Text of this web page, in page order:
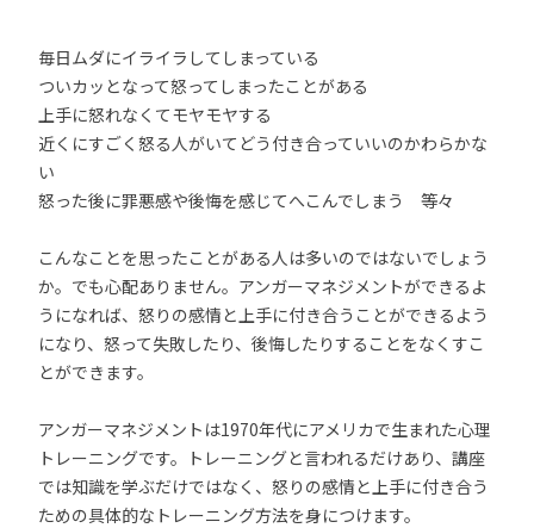
毎日ムダにイライラしてしまっている
ついカッとなって怒ってしまったことがある
上手に怒れなくてモヤモヤする
近くにすごく怒る人がいてどう付き合っていいのかわらかな
い
怒った後に罪悪感や後悔を感じてへこんでしまう 等々
こんなことを思ったことがある人は多いのではないでしょう
か。でも心配ありません。アンガーマネジメントができるよ
うになれば、怒りの感情と上手に付き合うことができるよう
になり、怒って失敗したり、後悔したりすることをなくすこ
とができます。
アンガーマネジメントは1970年代にアメリカで生まれた心理
トレーニングです。トレーニングと言われるだけあり、講座
では知識を学ぶだけではなく、怒りの感情と上手に付き合う
ための具体的なトレーニング方法を身につけます。